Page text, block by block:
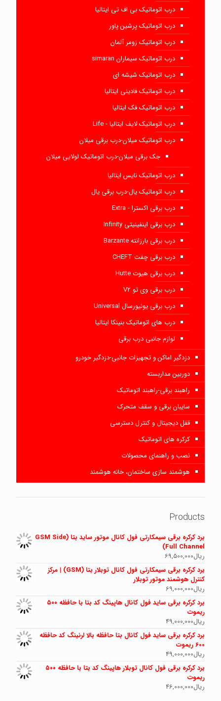
درب اتوماتیک بی اف تی ایتالیا
درب اتوماتیک پرشین پاور
درب اتوماتیک زومر آلمان
درب اتوماتیک سیماران simaran
درب اتوماتیک شیشه ای
درب اتوماتیک فادینی ایتالیا
درب اتوماتیک فک ایتالیا
درب اتوماتیک لایف ایتالیا - Life
درب اتوماتیک میلان-درب برقی میلان
جک برقی میلان-درب اتوماتیک لولایی میلان
درب اتوماتیک نایس ایتالیا
درب اتوماتیک یال-درب برقی یال
درب برقی اکسترا - Extra
درب برقی اینفینیتی Infinity
درب برقی بارزانته Barzante
درب برقی چفت CHEFT
درب برقی هیوت Hutte
درب برقی وی تو V2
درب برقی یونیورسال Universal
درب های اتوماتیک بنینکا ایتالیا
لوازم جانبی درب برقی
دزدگیر اماکن و تجهیزات جانبی-دزدگیر خودرو
دوربین مداربسته
راهبند برقی-راهبند اتوماتیک
سایبان برقی و سقف متحرک
قفل دیجیتال و کنترل دسترسی
کرکره های اتوماتیک
نصب و راهنمای محصولات
هوشمند سازی ساختمان، خانه هوشمند
Products
برد کرکره برقی سیمکارتی فول کانال موتور ساید بتا (GSM Side
Full Channel)
ریال69,500,000
برد کرکره برقی سیمکارتی فول کانال توبلار بتا (GSM) | مرکز
کنترل هوشمند موتور توبلار
ریال69,000,000
برد کرکره برقی ساید فول کانال هاپینگ کد بتا با حافظه ۵۰۰
ریموت
ریال49,000,000
برد کرکره برقی ساید فول کانال بتا حافظه بالا لرنینگ کد حافظه
600 ریموت
ریال49,000,000
برد کرکره برقی فول کانال توبلار هاپینگ کد بتا با حافظه ۵۰۰
ریموت
ریال46,000,000